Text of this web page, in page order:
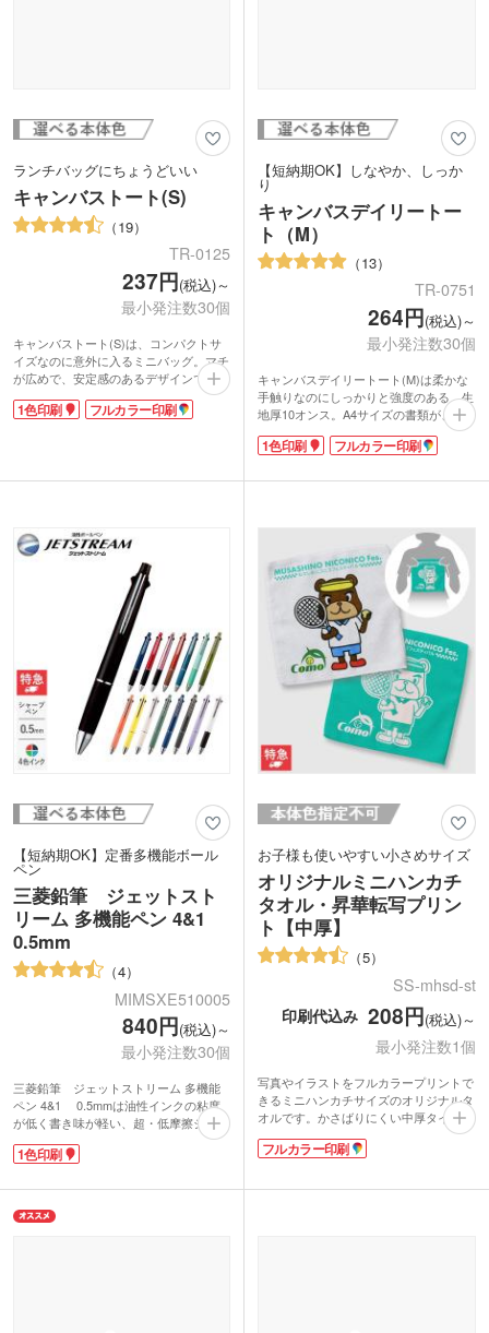
ランチバッグにちょうどいい
キャンバストート(S)
19
TR-0125
237円(税込)～
最小発注数30個
キャンバストート(S)は、コンパクトサ
イズなのに意外に入るミニバッグ。マチ
が広めで、安定感のあるデザインです。
お弁当や小物などの持ち歩きにいかが。
しっかりした生地でコットン100%のナ
にあわせてバッグを選ぶことができま
やロゴを名入れしたオリジナルエコバッ
グは、小ロットでも制作可能です。
1色印刷 フルカラー印刷
【短納期OK】しなやか、しっか
り
キャンバスデイリートー
ト（M）
13
TR-0751
264円(税込)～
最小発注数30個
キャンバスデイリートート(M)は柔かな
手触りなのにしっかりと強度のある、生
地厚10オンス。A4サイズの書類がきっ
ちり収納できる肩掛けバッグです。荷物
が多い日の通勤・通学のサブバッグ、レ
ベーシックカラーからトレンドのくすみ
カラーにあわせて選ぶことができます。
印刷面が広いのでPR効果も抜群です
よ。
1色印刷 フルカラー印刷
【短納期OK】定番多機能ボール
ペン
三菱鉛筆 ジェットスト
リーム 多機能ペン 4&1
0.5mm
4
MIMSXE510005
840円(税込)～
最小発注数30個
三菱鉛筆 ジェットストリーム 多機能
ペン 4&1 0.5mmは油性インクの粘度
が低く書き味が軽い、超・低摩擦ジェッ
トストリームインク搭載。くっきりと濃
い描線なのに優れた速乾性なので、手が
写りもありません。人気の高い0.5mmの
4色ボールペンとシャープペンシルが一
緒になってこの価格も嬉しいですね!
1色印刷
お子様も使いやすい小さめサイズ
オリジナルミニハンカチ
タオル・昇華転写プリン
ト【中厚】
5
SS-mhsd-st
印刷代込み 208円(税込)～
最小発注数1個
写真やイラストをフルカラープリントで
きるミニハンカチサイズのオリジナルタ
オルです。かさばりにくい中厚タイプ。
携帯しやすいポケットサイズで展示会や
イベントのノベルティにおすすめです。
園記念品としても人気があります。
フルカラー印刷